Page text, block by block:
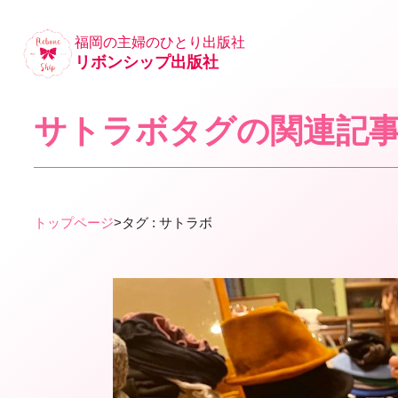
福岡の主婦のひとり出版社
リボンシップ出版社
サトラボタグの関連記
トップページ>タグ : サトラボ